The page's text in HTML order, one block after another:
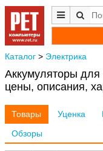
Каталог > Электрика
Аккумуляторы
цены, описания,
Товары Уценка
Обзоры